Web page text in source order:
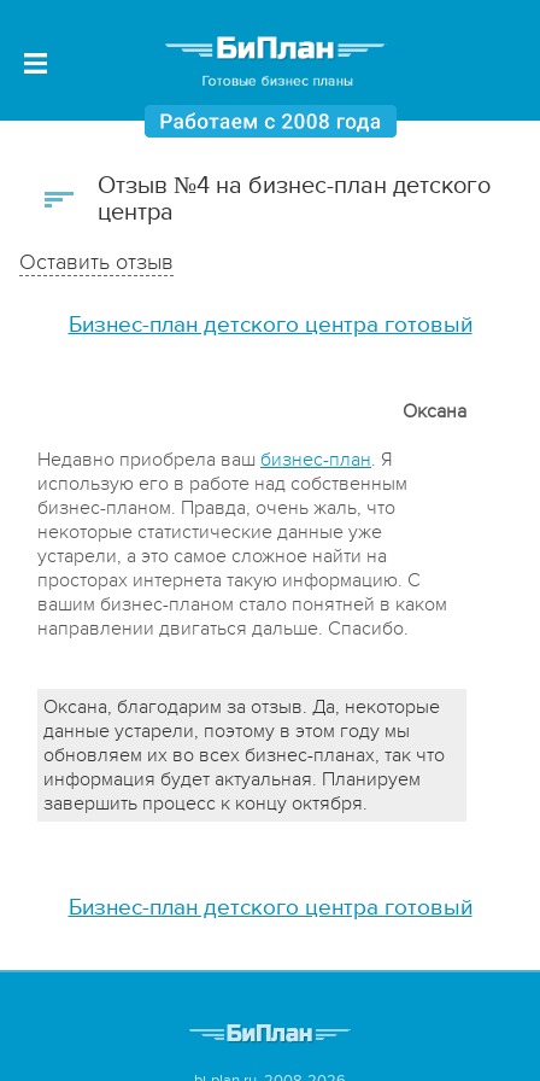
Отзыв №4 на бизнес-план детского
центра
Оставить отзыв
Бизнес-план детского центра готовый
Оксана
Недавно приобрела ваш бизнес-план. Я
использую его в работе над собственным
бизнес-планом. Правда, очень жаль, что
некоторые статистические данные уже
устарели, а это самое сложное найти на
просторах интернета такую информацию. С
вашим бизнес-планом стало понятней в каком
направлении двигаться дальше. Спасибо.
Оксана, благодарим за отзыв. Да, некоторые
данные устарели, поэтому в этом году мы
обновляем их во всех бизнес-планах, так что
информация будет актуальная. Планируем
завершить процесс к концу октября.
Бизнес-план детского центра готовый